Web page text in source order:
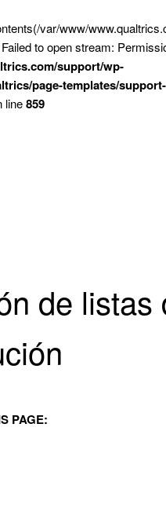
var/www/
to open stream:
support/wp-
page-templates/support-
line859
de listas
PAGE: